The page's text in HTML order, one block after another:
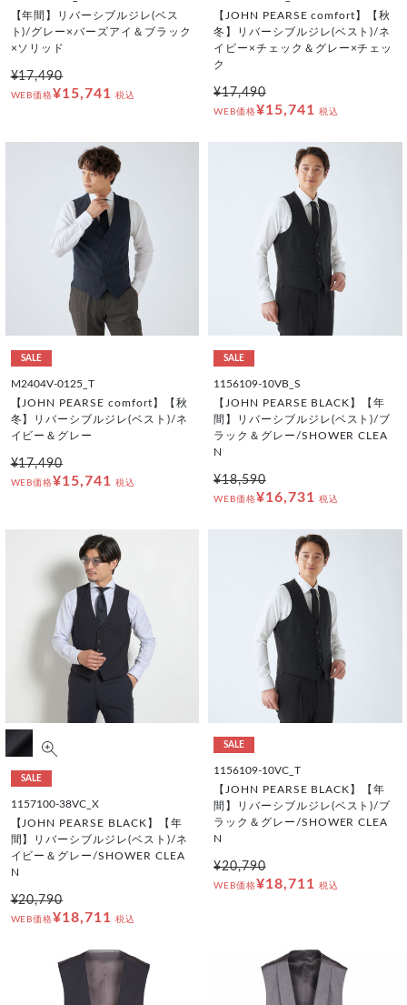
【年間】リバーシブルジレ(ベス
ト)/グレー×バーズアイ＆ブラック
×ソリッド
¥17,490
WEB価格¥15,741 税込
【JOHN PEARSE comfort】【秋
冬】リバーシブルジレ(ベスト)/ネ
イビー×チェック＆グレー×チェッ
ク
¥17,490
WEB価格¥15,741 税込
SALE
M2404V-0125_T
【JOHN PEARSE comfort】【秋
冬】リバーシブルジレ(ベスト)/ネ
イビー＆グレー
¥17,490
WEB価格¥15,741 税込
SALE
1156109-10VB_S
【JOHN PEARSE BLACK】【年
間】リバーシブルジレ(ベスト)/ブ
ラック＆グレー/SHOWER CLEA
N
¥18,590
WEB価格¥16,731 税込
SALE
1157100-38VC_X
【JOHN PEARSE BLACK】【年
間】リバーシブルジレ(ベスト)/ネ
イビー＆グレー/SHOWER CLEA
N
¥20,790
WEB価格¥18,711 税込
SALE
1156109-10VC_T
【JOHN PEARSE BLACK】【年
間】リバーシブルジレ(ベスト)/ブ
ラック＆グレー/SHOWER CLEA
N
¥20,790
WEB価格¥18,711 税込